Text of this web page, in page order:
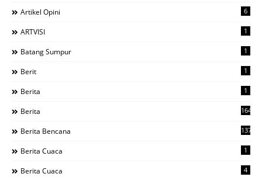
Artikel Opini 6
ARTVISI 1
Batang Sumpur 1
Berit 1
Berita 1
Berita 1644
Berita Bencana 137
Berita Cuaca 1
Berita Cuaca 4